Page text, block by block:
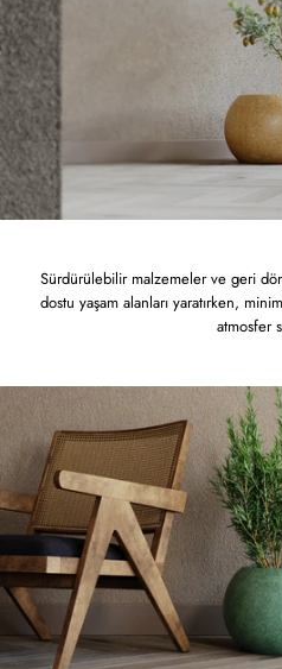
Sürdürülebilir malzemeler ve geri
dostu yaşam alanları yaratırken,
atmosfer